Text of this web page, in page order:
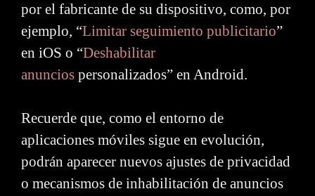
por el fabricante de su dispositivo, como, por
ejemplo, “Limitar seguimiento publicitario”
en iOS o “Deshabilitar
anuncios personalizados” en Android.
Recuerde que, como el entorno de
aplicaciones móviles sigue en evolución,
podrán aparecer nuevos ajustes de privacidad
o mecanismos de inhabilitación de anuncios